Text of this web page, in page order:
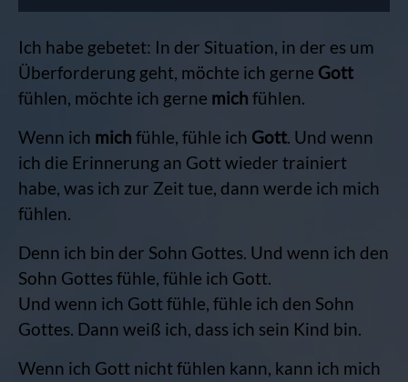
Ich habe gebetet: In der Situation, in der es um
Überforderung geht, möchte ich gerne Gott
fühlen, möchte ich gerne mich fühlen.
Wenn ich mich fühle, fühle ich Gott. Und wenn
ich die Erinnerung an Gott wieder trainiert
habe, was ich zur Zeit tue, dann werde ich mich
fühlen.
Denn ich bin der Sohn Gottes. Und wenn ich den
Sohn Gottes fühle, fühle ich Gott.
Und wenn ich Gott fühle, fühle ich den Sohn
Gottes. Dann weiß ich, dass ich sein Kind bin.
Wenn ich Gott nicht fühlen kann, kann ich mich